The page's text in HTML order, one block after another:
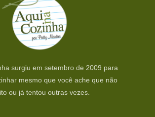
surgiu em setembro de 2009 para
mesmo que você ache que não
ou já tentou outras vezes.